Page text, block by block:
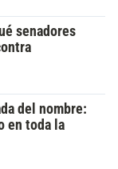
senadores
del nombre:
en toda la